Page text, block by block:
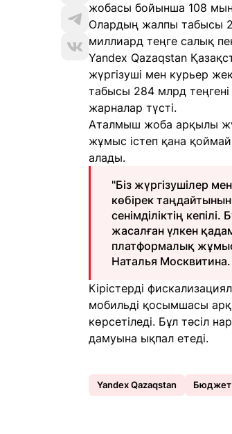
жобасы бойынша 108 мың
Олардың жалпы табысы
миллиард теңге салық
Yandex Qazaqstan
жүргізуші мен курьер
табысы 284 млрд
жарналар түсті.
Аталмыш жоба арқылы
жұмыс істеп қана
алады.
"Біз жүргізушілер
көбірек
сенімділіктің
жасалған үлкен
платформалық
Наталья Москвитина.
Кірістерді
мобильді қосымшасы
көрсетіледі. Бұл тәсіл
дамуына ықпал етеді.
Yandex Qazaqstan Бюджет